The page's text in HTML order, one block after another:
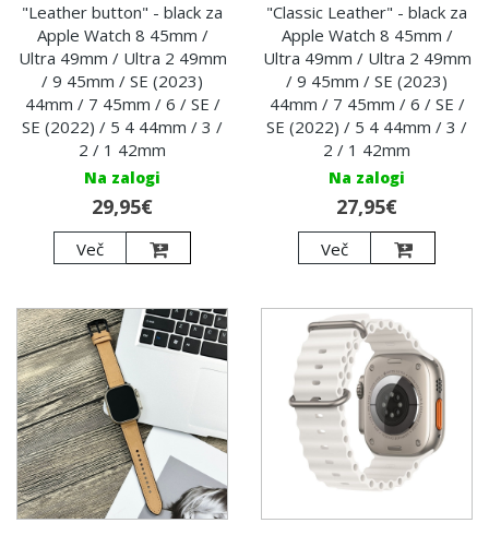
"Leather button" - black za
Apple Watch 8 45mm /
Ultra 49mm / Ultra 2 49mm
/ 9 45mm / SE (2023)
44mm / 7 45mm / 6 / SE /
SE (2022) / 5 4 44mm / 3 /
2 / 1 42mm
Na zalogi
29,95€
Več
"Classic Leather" - black za
Apple Watch 8 45mm /
Ultra 49mm / Ultra 2 49mm
/ 9 45mm / SE (2023)
44mm / 7 45mm / 6 / SE /
SE (2022) / 5 4 44mm / 3 /
2 / 1 42mm
Na zalogi
27,95€
Več